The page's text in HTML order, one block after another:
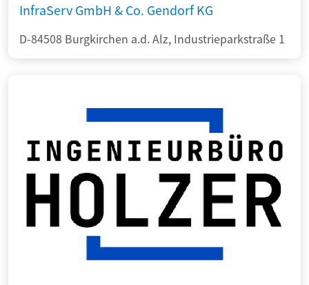
InfraServ GmbH & Co. Gendorf KG
D-84508 Burgkirchen a.d. Alz, Industrieparkstraße 1